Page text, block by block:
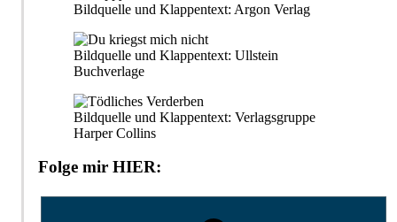
Bildquelle und Klappentext: Argon Verlag
Bildquelle und Klappentext: Ullstein
Buchverlage
Bildquelle und Klappentext: Verlagsgruppe
Harper Collins
Folge mir HIER: